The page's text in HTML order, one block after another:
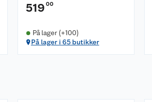
519 00
På lager (+100)
På lager i 65 butikker